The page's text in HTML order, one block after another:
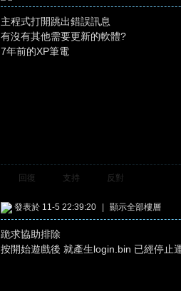
主程式打開跳出錯誤訊息
有沒有其他需要更新的軟體?
7年前的XP筆電
回復 支持 反對
發表於 11-5 22:39:20 顯示全部樓層
跪求協助排除
按開始遊戲後 就產生login.bin 已經停止